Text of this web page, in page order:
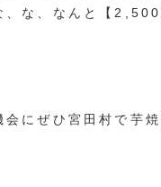
な、なんと【
にぜひ宮田村で芋